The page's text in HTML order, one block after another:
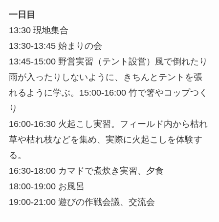
一日目
13:30 現地集合
13:30-13:45 始まりの会
13:45-15:00 野営実習（テント設営）風で倒れたり
雨が入ったりしないように、きちんとテントを張
れるように学ぶ。15:00-16:00 竹で箸やコップつく
り
16:00-16:30 火起こし実習。フィールド内から枯れ
草や枯れ枝などを集め、実際に火起こしを体験す
る。
16:30-18:00 カマドで煮炊き実習、夕食
18:00-19:00 お風呂
19:00-21:00 遊びの作戦会議、交流会